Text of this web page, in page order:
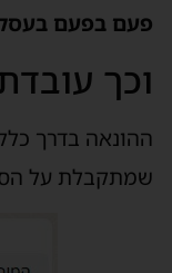
פעם בפעם
וכך
שמתקבלת על